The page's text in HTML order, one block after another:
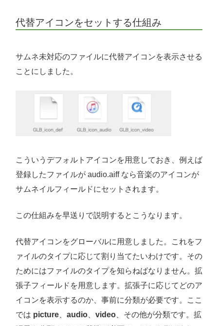
代替アイコンをセットする仕組み
サムネ未対応のファイルに代替アイコンを表示させる
ことにしました。
こういうデフォルトアイコンを用意しておき、例えば
登録したファイルが audio.aiff なら音楽のアイコンが
サムネイルフィールドにセットされます。
この仕組みを早送りで説明するとこうなります。
代替アイコンをグローバルに用意しました。これをフ
ァイルのタイプに応じて割り当てたいわけです。その
ためにはファイルのタイプを知らねばなりません。拡
張子フィールドを用意します。拡張子に応じてどのア
イコンを表示するのか、事前に分類が必要です。ここ
では picture audio video 、その他が分類です。拡